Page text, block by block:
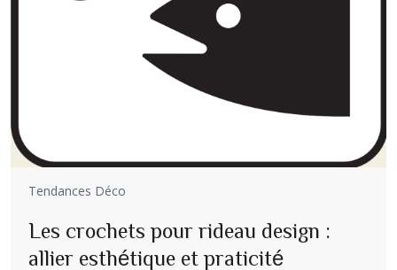
Tendances Déco
Les crochets pour rideau design :
allier esthétique et praticité